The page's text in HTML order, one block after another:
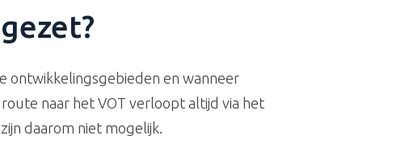
ontwikkelingsgebieden en wanneer
naar het VOT verloopt altijd via het
daarom niet mogelijk.